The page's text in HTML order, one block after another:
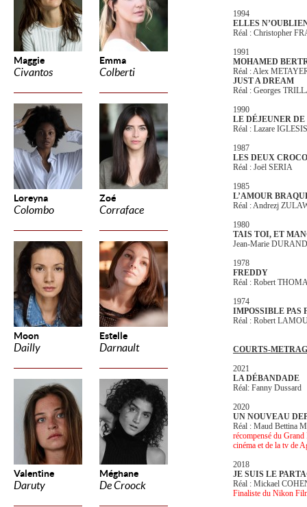
Maggie
Civantos
Emma
Colberti
Loreyna
Colombo
Zoé
Corraface
Moon
Dailly
Estelle
Darnault
Valentine
Daruty
Méghane
De Croock
1994
ELLES
Réal : Christopher
1991
MOHAMED
Réal : Alex
JUST A DREAM
Réal : Georges
1990
LE DÉJEUNER
Réal : Lazare IGLESIS
1987
LES DEUX
Réal : Joël SERIA
1985
L’AMOUR
Réal : Andrezj
1980
TAIS TOI, ET
Jean-Marie DURAND
1978
FREDDY
Réal : Robert
1974
IMPOSSIBLE PAS
Réal : Robert
COURTS-
2021
LA DÉBANDADE
Réal: Fanny Dussard
2020
UN NOUVEAU
Réal : Maud Bettina
récompensé du
cinéma et de la tv de
2018
JE SUIS LE
Réal : Mickael
Finaliste du Nikon